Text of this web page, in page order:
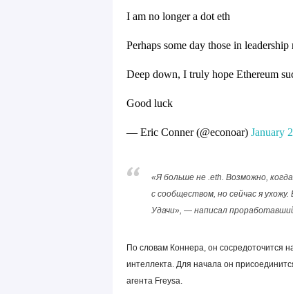
I am no longer a dot eth
Perhaps some day those in
Deep down, I truly hope Ethereum
Good luck
— Eric Conner (@econoar) January
«Я больше не .eth. Возможно,
с сообществом, но сейчас я
Удачи», — написал
По словам Коннера, он сосредоточится
интеллекта. Для начала он
агента Freysa.